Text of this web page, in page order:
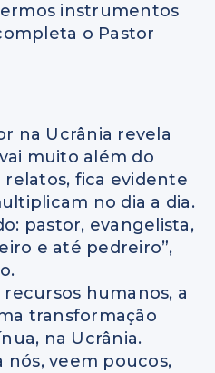
instrumentos
o Pastor
na Ucrânia revela
muito além do
relatos, fica evidente
no dia a dia.
pastor, evangelista,
e até pedreiro”,
humanos, a
transformação
na Ucrânia.
nós, veem poucos,